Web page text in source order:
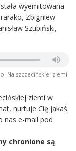
wyemitowana
Zbigniew
Szubiński,
Na szczecińskiej ziemi
ziemi w
nurtuje Cię jakaś
nas e-mail pod
chronione są